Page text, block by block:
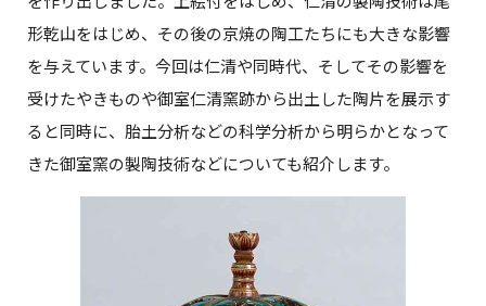
形乾山をはじめ、その後の京焼の陶工たちにも大きな影響
を与えています。今回は仁清や同時代、そしてその影響を
受けたやきものや御室仁清窯跡から出土した陶片を展示す
ると同時に、胎土分析などの科学分析から明らかとなって
きた御室窯の製陶技術などについても紹介します。